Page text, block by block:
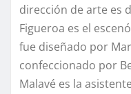
dirección de arte es
Figueroa es el
fue diseñado por
confeccionado por
Malavé es la